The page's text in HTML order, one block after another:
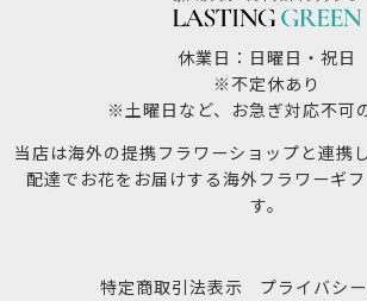
休業日：日曜日・祝日
※不定休あり
※土曜日など、お急ぎ対応不可
当店は海外の提携フラワーショップと連携
配達でお花をお届けする海外フラワーギ
す。
特定商取引法表示 プライバシ